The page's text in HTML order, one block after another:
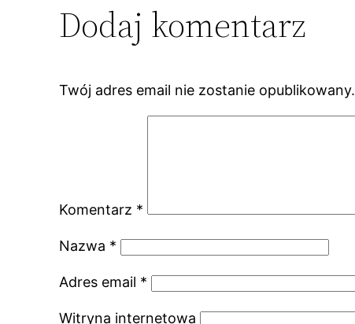
Dodaj komentarz
Twój adres email nie zostanie opublikowany.
Komentarz *
Nazwa *
Adres email *
Witryna internetowa